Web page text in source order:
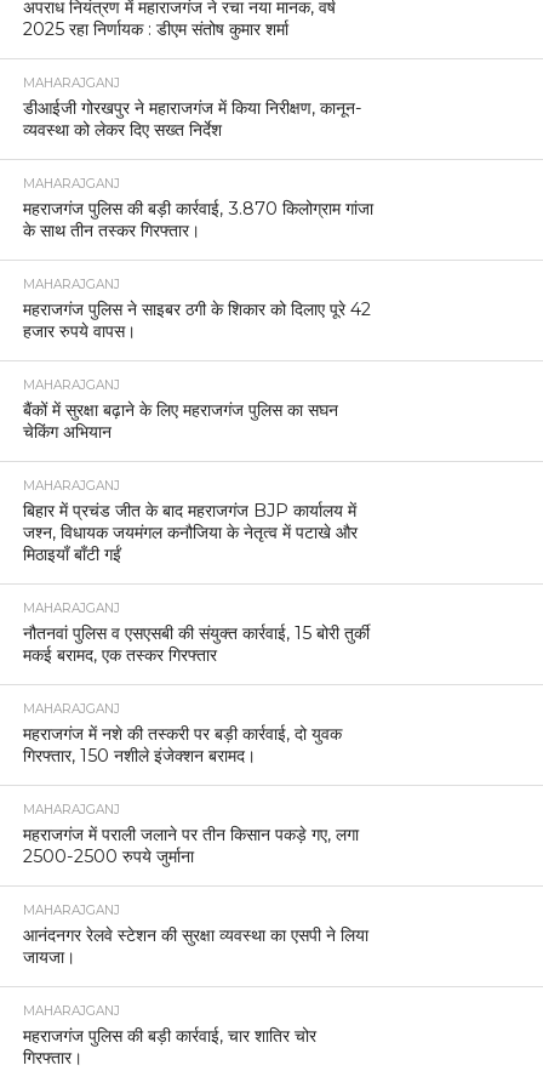
अपराध नियंत्रण में महाराजगंज ने रचा नया मानक, वर्ष
2025 रहा निर्णायक : डीएम संतोष कुमार शर्मा
MAHARAJGANJ
डीआईजी गोरखपुर ने महाराजगंज में किया निरीक्षण, कानून-
व्यवस्था को लेकर दिए सख्त निर्देश
MAHARAJGANJ
महराजगंज पुलिस की बड़ी कार्रवाई, 3.870 किलोग्राम गांजा
के साथ तीन तस्कर गिरफ्तार।
MAHARAJGANJ
महराजगंज पुलिस ने साइबर ठगी के शिकार को दिलाए पूरे 42
हजार रुपये वापस।
MAHARAJGANJ
बैंकों में सुरक्षा बढ़ाने के लिए महराजगंज पुलिस का सघन
चेकिंग अभियान
MAHARAJGANJ
बिहार में प्रचंड जीत के बाद महराजगंज BJP कार्यालय में
जश्न, विधायक जयमंगल कनौजिया के नेतृत्व में पटाखे और
मिठाइयाँ बाँटी गईं
MAHARAJGANJ
नौतनवां पुलिस व एसएसबी की संयुक्त कार्रवाई, 15 बोरी तुर्की
मकई बरामद, एक तस्कर गिरफ्तार
MAHARAJGANJ
महराजगंज में नशे की तस्करी पर बड़ी कार्रवाई, दो युवक
गिरफ्तार, 150 नशीले इंजेक्शन बरामद।
MAHARAJGANJ
महराजगंज में पराली जलाने पर तीन किसान पकड़े गए, लगा
2500-2500 रुपये जुर्माना
MAHARAJGANJ
आनंदनगर रेलवे स्टेशन की सुरक्षा व्यवस्था का एसपी ने लिया
जायजा।
MAHARAJGANJ
महराजगंज पुलिस की बड़ी कार्रवाई, चार शातिर चोर
गिरफ्तार।